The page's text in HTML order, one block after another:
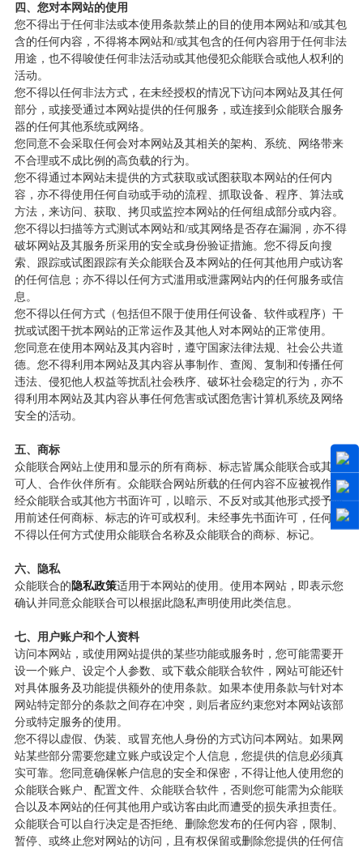
四、您对本网站的使用
您不得出于任何非法或本使用条款禁止的目的使用本网站和/或其包
含的任何内容，不得将本网站和/或其包含的任何内容用于任何非法
用途，也不得唆使任何非法活动或其他侵犯众能联合或他人权利的
活动。
您不得以任何非法方式，在未经授权的情况下访问本网站及其任何
部分，或接受通过本网站提供的任何服务，或连接到众能联合服务
器的任何其他系统或网络。
您同意不会采取任何会对本网站及其相关的架构、系统、网络带来
不合理或不成比例的高负载的行为。
您不得通过本网站未提供的方式获取或试图获取本网站的任何内
容，亦不得使用任何自动或手动的流程、抓取设备、程序、算法或
方法，来访问、获取、拷贝或监控本网站的任何组成部分或内容。
您不得以扫描等方式测试本网站和/或其网络是否存在漏洞，亦不得
破坏网站及其服务所采用的安全或身份验证措施。您不得反向搜
索、跟踪或试图跟踪有关众能联合及本网站的任何其他用户或访客
的任何信息；亦不得以任何方式滥用或泄露网站内的任何服务或信
息。
您不得以任何方式（包括但不限于使用任何设备、软件或程序）干
扰或试图干扰本网站的正常运作及其他人对本网站的正常使用。
您同意在使用本网站及其内容时，遵守国家法律法规、社会公共道
德。您不得利用本网站及其内容从事制作、查阅、复制和传播任何
违法、侵犯他人权益等扰乱社会秩序、破坏社会稳定的行为，亦不
得利用本网站及其内容从事任何危害或试图危害计算机系统及网络
安全的活动。
五、商标
众能联合网站上使用和显示的所有商标、标志皆属众能联合或其许
可人、合作伙伴所有。众能联合网站所载的任何内容不应被视作未
经众能联合或其他方书面许可，以暗示、不反对或其他形式授予使
用前述任何商标、标志的许可或权利。未经事先书面许可，任何人
不得以任何方式使用众能联合名称及众能联合的商标、标记。
六、隐私
众能联合的 隐私政策适用于本网站的使用。使用本网站，即表示您
确认并同意众能联合可以根据此隐私声明使用此类信息。
七、用户账户和个人资料
访问本网站，或使用网站提供的某些功能或服务时，您可能需要开
设一个账户、设定个人参数、或下载众能联合软件，网站可能还针
对具体服务及功能提供额外的使用条款。如果本使用条款与针对本
网站特定部分的条款之间存在冲突，则后者应约束您对本网站该部
分或特定服务的使用。
您不得以虚假、伪装、或冒充他人身份的方式访问本网站。如果网
站某些部分需要您建立账户或设定个人信息，您提供的信息必须真
实可靠。您同意确保帐户信息的安全和保密，不得让他人使用您的
众能联合账户、配置文件、众能联合软件，否则您可能需为众能联
合以及本网站的任何其他用户或访客由此而遭受的损失承担责任。
众能联合可以自行决定是否拒绝、删除您发布的任何内容，限制、
暂停、或终止您对网站的访问，且有权保留或删除您提供的任何信